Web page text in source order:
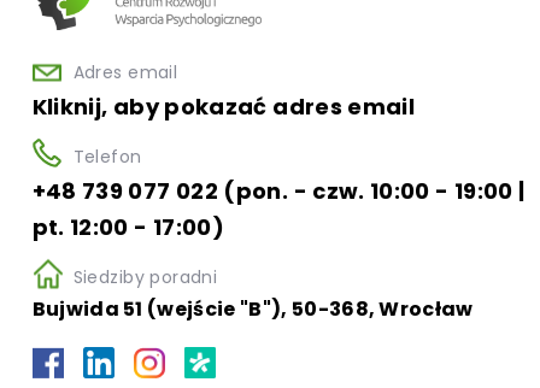
Adres email
Kliknij, aby pokazać adres email
Telefon
+48 739 077 022 (pon. - czw. 10:00 - 19:00 |
pt. 12:00 - 17:00)
Siedziby poradni
Bujwida 51 (wejście "B"), 50-368, Wrocław